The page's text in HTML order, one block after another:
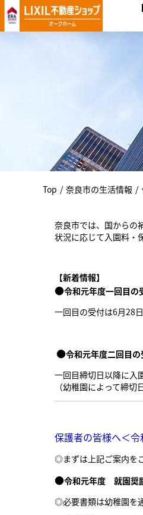
Top / 奈良市の生活情報 /
奈良市では、国からの
状況に応じて入園料・
【新着情報】
●令和元年度一回目の
一回目の受付は6月28
●令和元年度二回目
一回目締切日以降に入
（幼稚園によって締切
保護者の皆様へ＜
◎まずは上記ご案内を
●令和元年度 就園奨
◎必要書類は幼稚園を